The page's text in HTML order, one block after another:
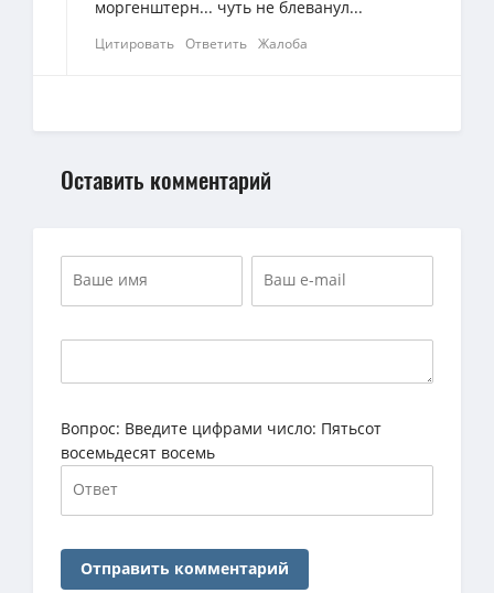
моргенштерн... чуть не блеванул...
Цитировать Ответить Жалоба
Оставить комментарий
Вопрос: Введите цифрами число: Пятьсот
восемьдесят восемь
Отправить комментарий